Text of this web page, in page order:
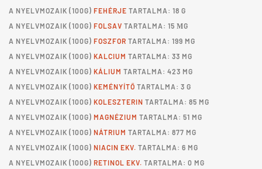
A NYELVMOZAIK (100G) FEHÉRJE TARTALMA: 18 G
A NYELVMOZAIK (100G) FOLSAV TARTALMA: 15 ΜG
A NYELVMOZAIK (100G) FOSZFOR TARTALMA: 199 MG
A NYELVMOZAIK (100G) KALCIUM TARTALMA: 33 MG
A NYELVMOZAIK (100G) KÁLIUM TARTALMA: 423 MG
A NYELVMOZAIK (100G) KEMÉNYÍTŐ TARTALMA: 3 G
A NYELVMOZAIK (100G) KOLESZTERIN TARTALMA: 85 MG
A NYELVMOZAIK (100G) MAGNÉZIUM TARTALMA: 51 MG
A NYELVMOZAIK (100G) NÁTRIUM TARTALMA: 877 MG
A NYELVMOZAIK (100G) NIACIN EKV. TARTALMA: 6 MG
A NYELVMOZAIK (100G) RETINOL EKV. TARTALMA: 0 MG